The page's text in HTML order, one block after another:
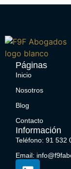
Páginas
Inicio
Nosotros
Blog
Contacto
Información
Teléfono: 91 532
Email: